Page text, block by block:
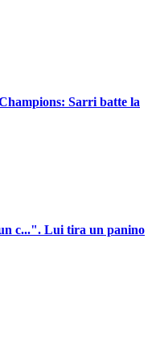
Sarri batte la
c...". Lui tira un panino